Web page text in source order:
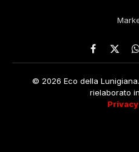
Facebook
X
© 2026 Eco della
rielaborato